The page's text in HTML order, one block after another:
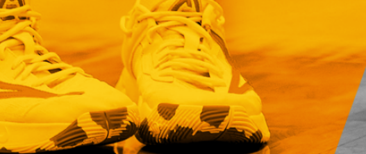
Koripallon kansainvälinen
turnaus Delfin Basket pelataan
Tampereella tänä viikonloppuna.
Järjestyksessään 39. turnaus
kerää yhteen 200 joukkuetta ja
tuhansia koripallon ystäviä niin
Suomesta kuin ulkomailta.